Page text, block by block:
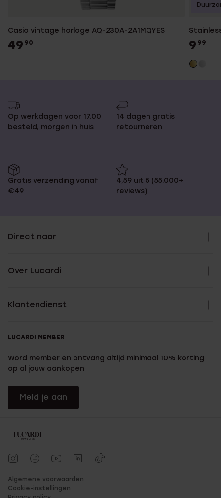
Casio vintage horloge AQ-230A-2A1MQYES
49 90 9 99
Op werkdagen voor 17.00
besteld, morgen in huis
14 dagen gratis
retourneren
Gratis verzending vanaf
€49
4,59 uit 5 (55.000+
reviews)
Direct naar
Over Lucardi
Klantendienst
LUCARDI MEMBER
Word member en ontvang altijd minimaal 10% korting
op al jouw aankopen
Meld je aan
Algemene voorwaarden
Cookie-instellingen